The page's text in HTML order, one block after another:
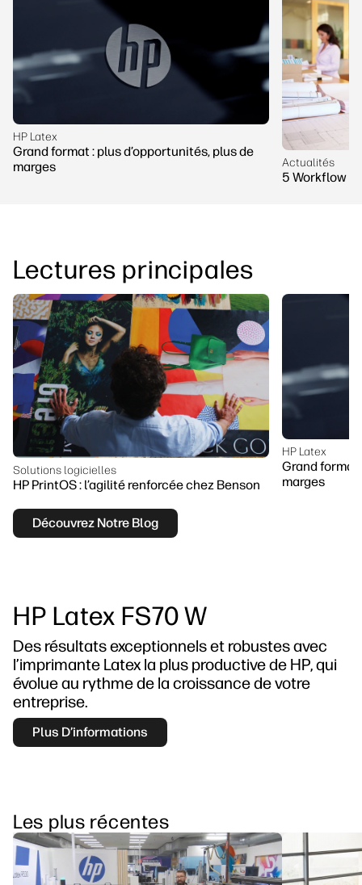
HP Latex
Grand format : plus d’opportunités, plus de
marges
Actualités
5 Workflow
Lectures principales
Solutions logicielles
HP PrintOS : l’agilité renforcée chez Benson
HP Latex
Grand format
marges
Découvrez Notre Blog
HP Latex FS70 W
Des résultats exceptionnels et robustes avec
l’imprimante Latex la plus productive de HP, qui
évolue au rythme de la croissance de votre
entreprise.
Plus D’informations
Les plus récentes